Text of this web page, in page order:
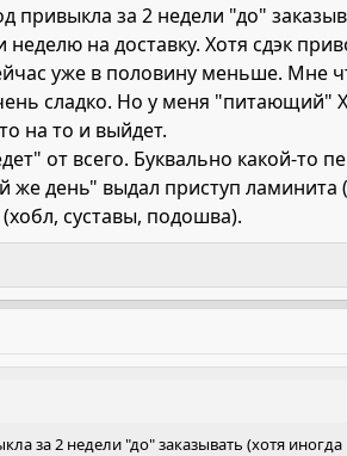
привыкла за 2 недели "до"
на доставку. Хотя сдэк
уже в половину меньше. Мне
сладко. Но у меня "питающий"
на то и выйдет.
от всего. Буквально какой-то
день" выдал приступ ламинита
суставы, подошва).
за 2 недели "до" заказывать (хотя